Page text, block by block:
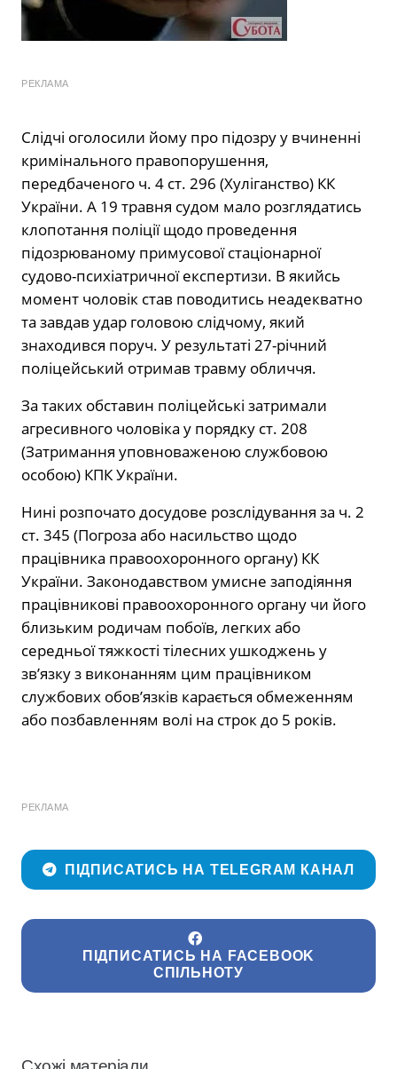
РЕКЛАМА
Слідчі оголосили йому про підозру у вчиненні
кримінального правопорушення,
передбаченого ч. 4 ст. 296 (Хуліганство) КК
України. А 19 травня судом мало розглядатись
клопотання поліції щодо проведення
підозрюваному примусової стаціонарної
судово-психіатричної експертизи. В якийсь
момент чоловік став поводитись неадекватно
та завдав удар головою слідчому, який
знаходився поруч. У результаті 27-річний
поліцейський отримав травму обличчя.
За таких обставин поліцейські затримали
агресивного чоловіка у порядку ст. 208
(Затримання уповноваженою службовою
особою) КПК України.
Нині розпочато досудове розслідування за ч. 2
ст. 345 (Погроза або насильство щодо
працівника правоохоронного органу) КК
України. Законодавством умисне заподіяння
працівникові правоохоронного органу чи його
близьким родичам побоїв, легких або
середньої тяжкості тілесних ушкоджень у
зв’язку з виконанням цим працівником
службових обов’язків карається обмеженням
або позбавленням волі на строк до 5 років.
РЕКЛАМА
ПІДПИСАТИСЬ НА TELEGRAM КАНАЛ
ПІДПИСАТИСЬ НА FACEBOOK
СПІЛЬНОТУ